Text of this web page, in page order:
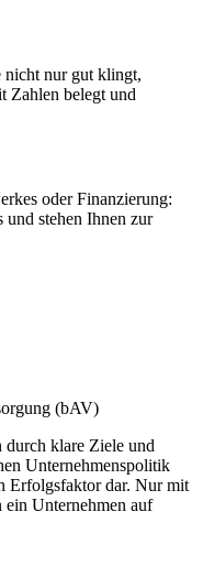
nicht nur gut klingt,
Zahlen belegt und
oder Finanzierung:
und stehen Ihnen zur
(bAV)
durch klare Ziele und
Unternehmenspolitik
Erfolgsfaktor dar. Nur mit
ein Unternehmen auf